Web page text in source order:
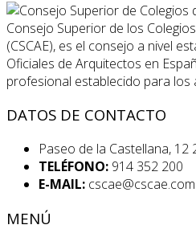
Consejo Superior de los
(CSCAE), es el consejo a nivel
Oficiales de Arquitectos en
profesional establecido para los
DATOS DE CONTACTO
Paseo de la Castellana, 12
TELÉFONO: 914 352 200
E-MAIL: cscae@cscae.com
MENÚ